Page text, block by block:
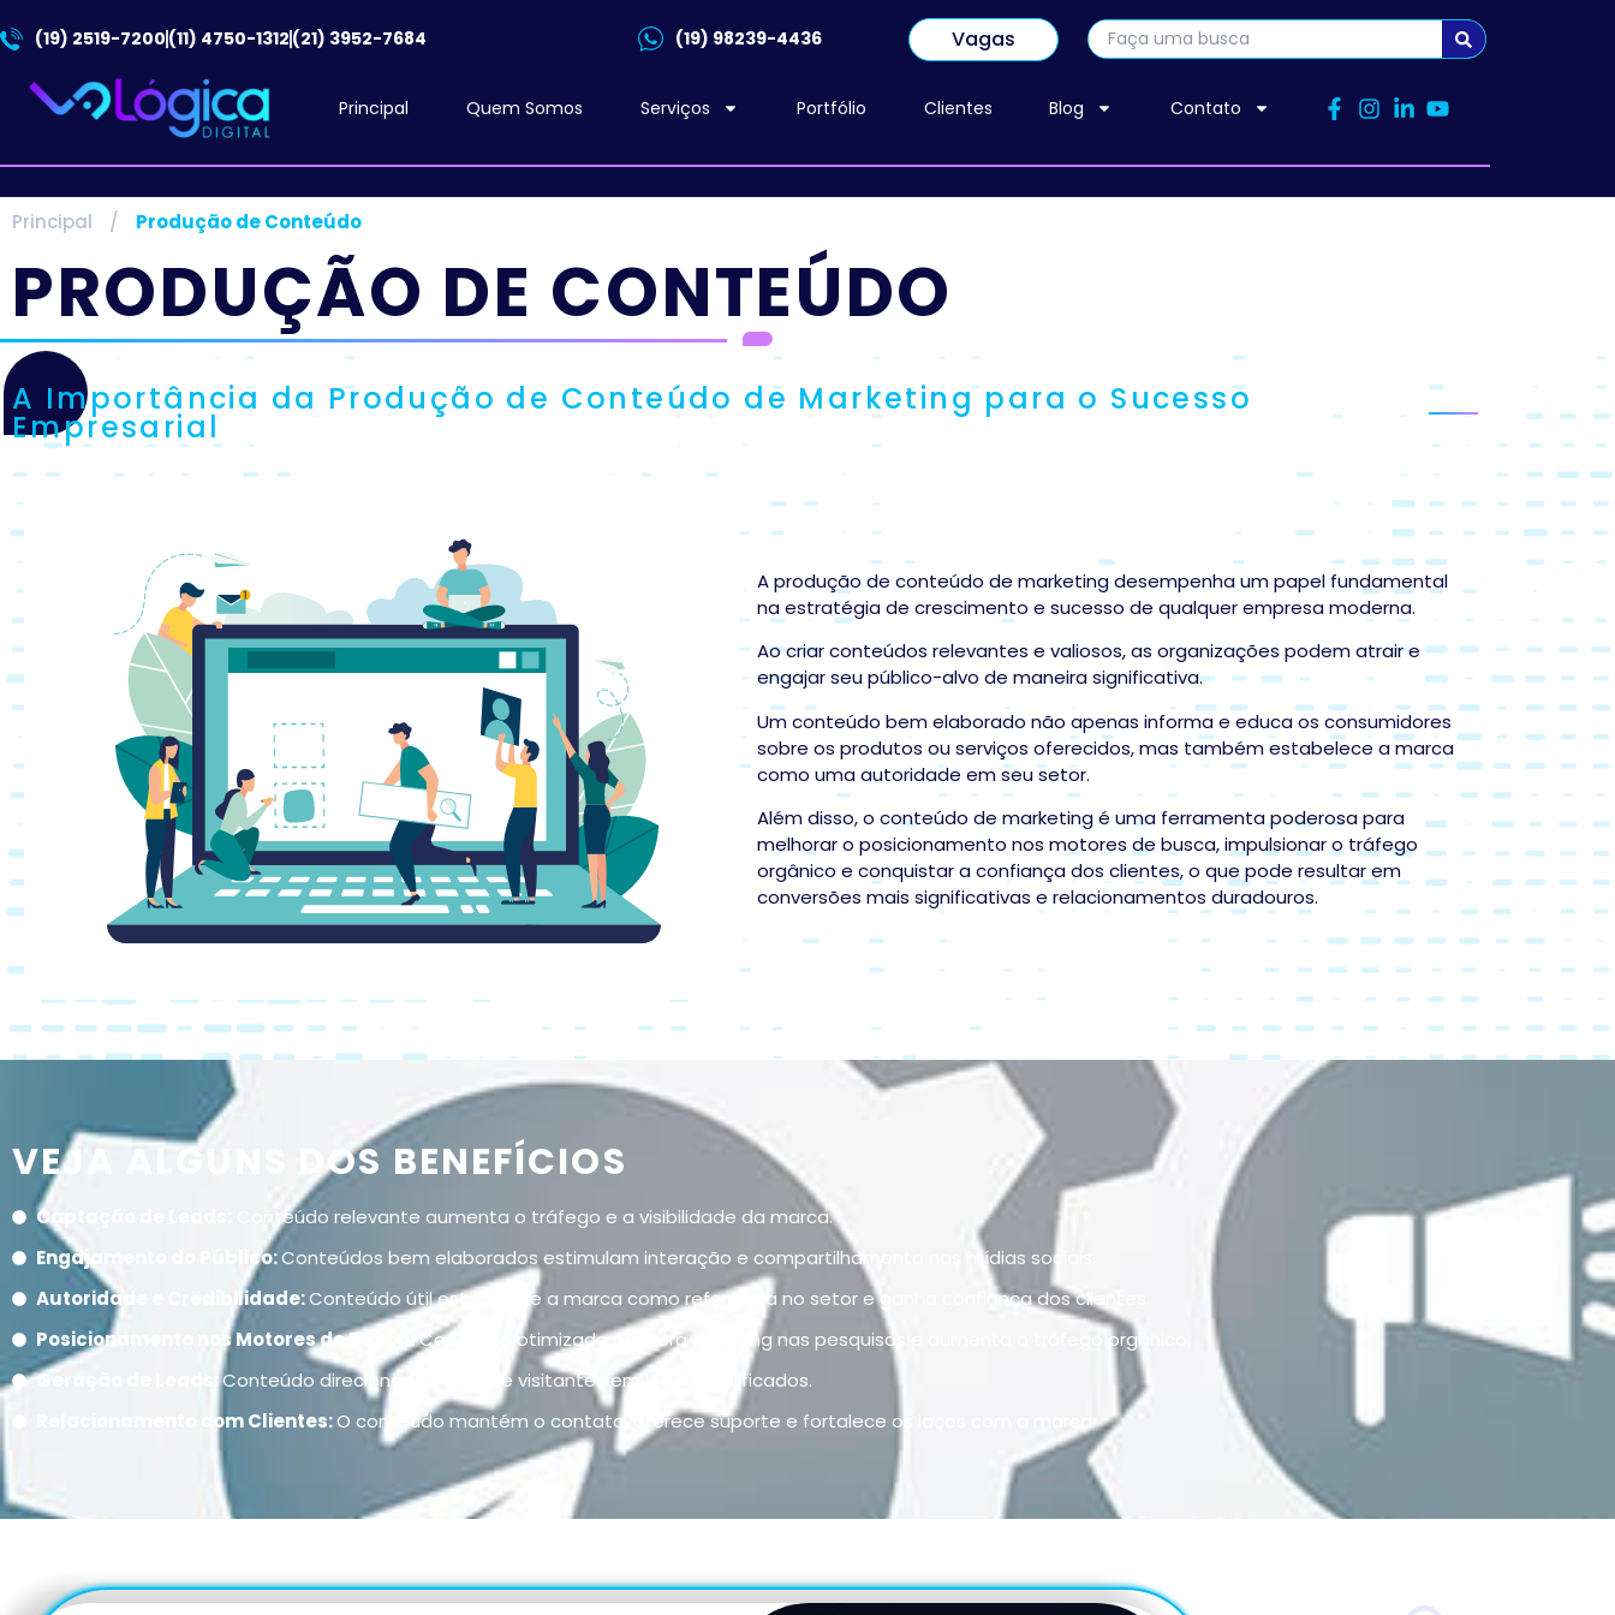
(19) 2519-7200 (11) 4750-1312 (21) 3952-7684 (19) 98239-4436 Vagas
Principal Quem Somos Serviços Portfólio Clientes Blog Contato
Principal / Produção de Conteúdo
PRODUÇÃO DE CONTEÚDO
A Importância da Produção de Conteúdo de Marketing para o Sucesso
Empresarial
A produção de conteúdo de marketing desempenha um papel fundamental
na estratégia de crescimento e sucesso de qualquer empresa moderna.
Ao criar conteúdos relevantes e valiosos, as organizações podem atrair e
engajar seu público-alvo de maneira significativa.
Um conteúdo bem elaborado não apenas informa e educa os consumidores
sobre os produtos ou serviços oferecidos, mas também estabelece a marca
como uma autoridade em seu setor.
Além disso, o conteúdo de marketing é uma ferramenta poderosa para
melhorar o posicionamento nos motores de busca, impulsionar o tráfego
orgânico e conquistar a confiança dos clientes, o que pode resultar em
conversões mais significativas e relacionamentos duradouros.
VEJA ALGUNS DOS BENEFÍCIOS
Captação de Leads:
Conteúdo relevante aumenta o tráfego e a visibilidade da marca.
Engajamento do Público:Conteúdos bem elaborados estimulam interação e compartilhamento nas mídias sociais.
Autoridade e Credibilidade:Conteúdo útil estabelece a marca como referência no setor e ganha confiança dos clientes.
Posicionamento nos Motores de Busca: Conteúdo otimizado melhora o ranking nas pesquisas e aumenta o tráfego orgânico.
Geração de Leads:Conteúdo direcionado converte visitantes em leads qualificados.
Relacionamento com Clientes:O conteúdo mantém o contato, oferece suporte e fortalece os laços com a marca.